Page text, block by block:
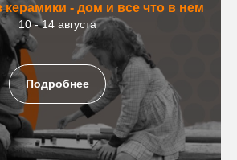
- дом и все что в нем
10 - 14 августа
Подробнее